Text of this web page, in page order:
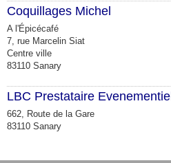
Coquillages Michel
A l'Épicécafé
7, rue Marcelin Siat
Centre ville
83110 Sanary
LBC Prestataire Evenementiel
662, Route de la Gare
83110 Sanary